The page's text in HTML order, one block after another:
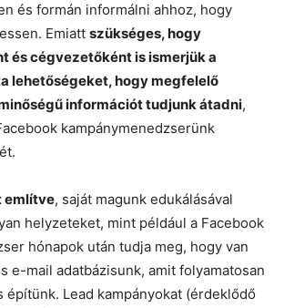
és formán informálni ahhoz, hogy
Emiatt szükséges, hogy
és cégvezetőként is ismerjük a
lehetőségeket, hogy megfelelő
információt tudjunk átadni,
kampánymenedzserünk
említve, saját magunk edukálásával
helyzeteket, mint például a Facebook
hónapok után tudja meg, hogy van
e-mail adatbázisunk, amit folyamatosan
építünk. Lead kampányokat (érdeklődő